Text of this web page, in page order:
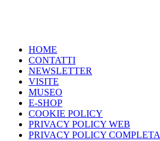
HOME
CONTATTI
NEWSLETTER
VISITE
MUSEO
E-SHOP
COOKIE POLICY
PRIVACY POLICY WEB
PRIVACY POLICY COMPLETA